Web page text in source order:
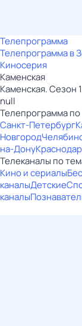
Телепрограмма
Телепрограмма в
Киносерия
Каменская
Каменская. Сезон
null
Телепрограмма
Санкт-Петербург
Новгород
на-ДонуКраснодар
Телеканалы по
Кино и сериалы
каналыДетские
каналы